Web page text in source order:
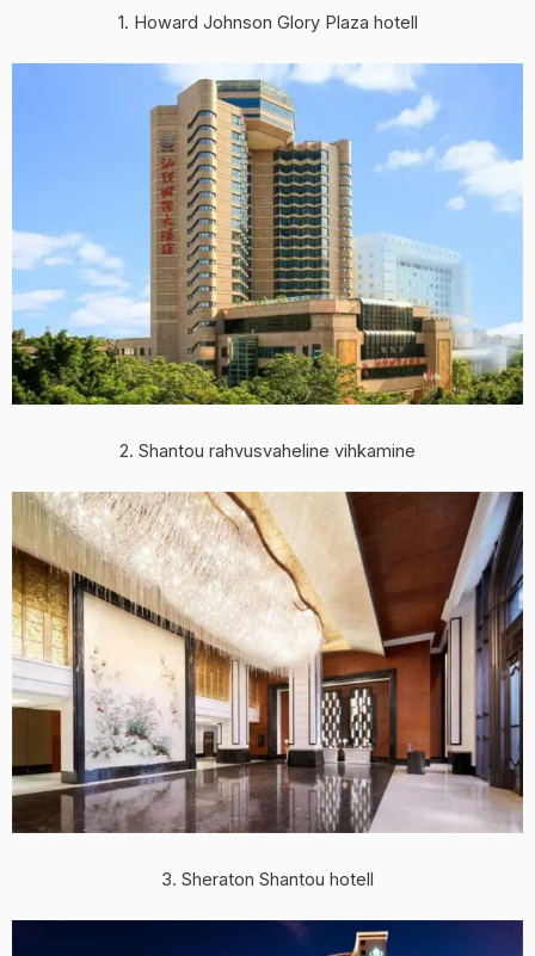
1. Howard Johnson Glory Plaza hotell
2. Shantou rahvusvaheline vihkamine
3. Sheraton Shantou hotell